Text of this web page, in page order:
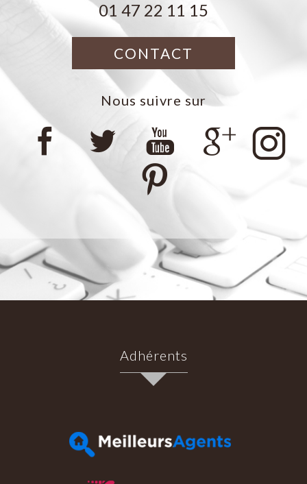
01 47 22 11 15
CONTACT
Nous suivre sur
Adhérents